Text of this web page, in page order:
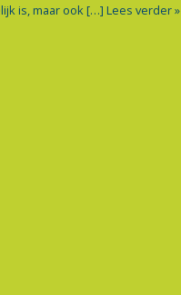
is, maar ook […] Lees verder »